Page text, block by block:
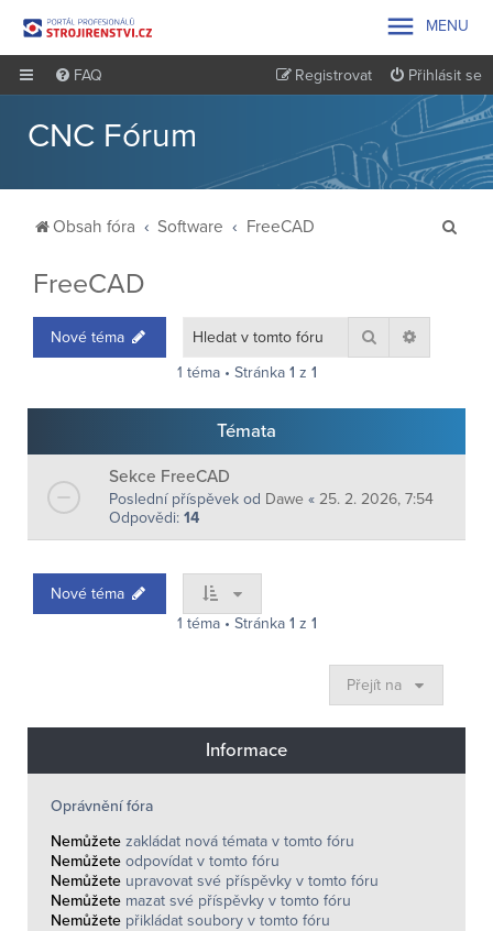
 MENU
FAQ Přihlásit se
Registrovat
CNC Fórum
Obsah fóra Software FreeCAD
FreeCAD
Nové téma Hledat
1 téma • Stránka 1 z 1
Témata
Sekce FreeCAD
Poslední příspěvek od Dawe « 25. 2. 2026, 7:54
Odpovědi: 14
Nové téma
1 téma • Stránka 1 z 1
Přejít na
Informace
Oprávnění fóra
Nemůžete zakládat nová témata v tomto fóru
Nemůžete odpovídat v tomto fóru
Nemůžete upravovat své příspěvky v tomto fóru
Nemůžete mazat své příspěvky v tomto fóru
Nemůžete přikládat soubory v tomto fóru